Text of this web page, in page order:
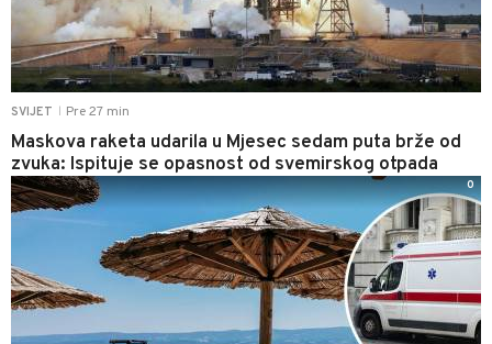
SVIJET Pre 27 min
Maskova raketa udarila u Mjesec sedam puta brže od
zvuka: Ispituje se opasnost od svemirskog otpada
0